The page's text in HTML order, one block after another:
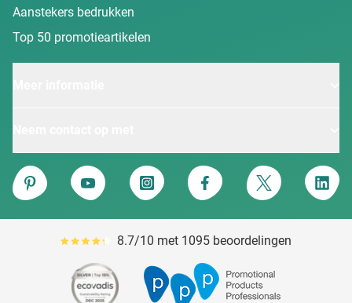
Aanstekers bedrukken
Top 50 promotieartikelen
Van Heijster
Pinterest
YouTube Instagram Facebook Twitter
Gemiddeld reviewpercentage is 87
8.7/10 met 1095 beoordelingen